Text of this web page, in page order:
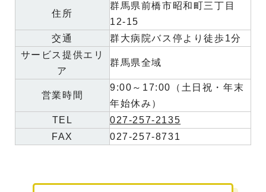
住所
群馬県前橋市昭和町三丁目
12-15
交通
群大病院バス停より徒歩1分
サービス提供エリ
ア
群馬県全域
営業時間
9:00～17:00（土日祝・年末
年始休み）
TEL
027-257-2135
FAX
027-257-8731